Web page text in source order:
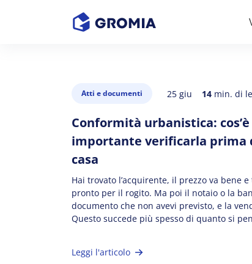
Atti e documenti 25 giu 14 min. di
Conformità urbanistica:
importante verificarla prima
casa
Hai trovato l’acquirente, il prezzo va bene
pronto per il rogito. Ma poi il notaio o la
documento che non avevi previsto, e la
Questo succede più spesso di quanto si
Leggi l'articolo